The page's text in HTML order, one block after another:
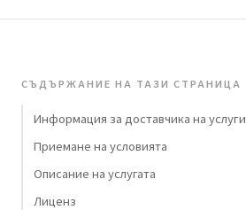
СЪДЪРЖАНИЕ НА ТАЗИ СТРАНИЦА
Информация за доставчика на услуги
Приемане на условията
Описание на услугата
Лиценз